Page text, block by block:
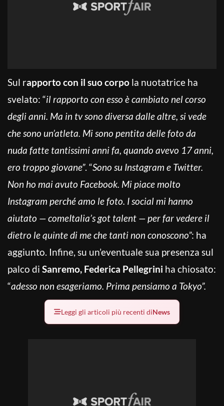
Sul rapporto con il suo corpo la nuotatrice ha
svelato: “il rapporto con esso è cambiato nel corso
degli anni. Ma in tv sono diversa dalle altre, si vede
che sono un’atleta. Mi sono pentita delle foto da
nuda fatte tantissimi anni fa, quando avevo 17 anni,
ero troppo giovane”. “Sono su Instagram e Twitter.
Non ho mai avuto Facebook. Mi piace molto
Instagram perché amo le foto. I social mi hanno
aiutato — comeItalia’s got talent — per far vedere il
dietro le quinte di me che tanti non conoscono”: ha
aggiunto. Infine, su un’eventuale sua presenza sul
palco di Sanremo, Federica Pellegrini ha chiosato:
“adesso non esageriamo. Prima pensiamo a Tokyo”.
Leggi gli articoli più recenti diNews